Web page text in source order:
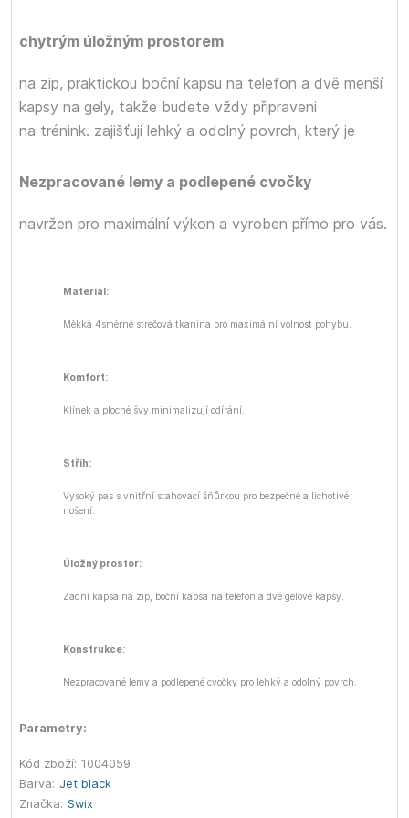
chytrým úložným prostorem
na zip, praktickou boční kapsu na telefon a dvě menší
kapsy na gely, takže budete vždy připraveni
na trénink.
Nezpracované lemy a podlepené cvočky
zajišťují lehký a odolný povrch, který je
navržen pro maximální výkon a vyroben přímo pro vás.
Materiál:
Měkká 4směrně strečová tkanina pro maximální volnost pohybu.
Komfort:
Klínek a ploché švy minimalizují odírání.
Střih:
Vysoký pas s vnitřní stahovací šňůrkou pro bezpečné a lichotivé
nošení.
Úložný prostor:
Zadní kapsa na zip, boční kapsa na telefon a dvě gelové kapsy.
Konstrukce:
Nezpracované lemy a podlepené cvočky pro lehký a odolný povrch.
Parametry:
Kód zboží: 1004059
Barva: Jet black
Značka: Swix